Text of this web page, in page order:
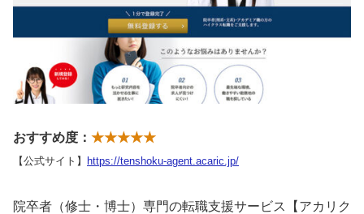
おすすめ度： ★★★★★
【公式サイト】 https://tenshoku-agent.acaric.jp/
院卒者（修士・博士）専門の転職支援サービス【アカリク